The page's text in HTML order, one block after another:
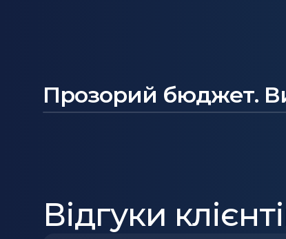
Прозорий бюджет.
Відгуки